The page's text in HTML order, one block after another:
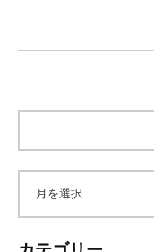
索
ー